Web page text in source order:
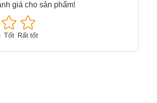
giá cho sản phẩm!
Tốt Rất tốt